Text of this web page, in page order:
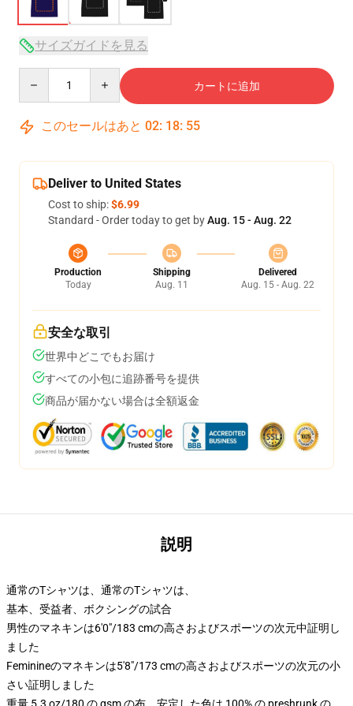
サイズガイドを見る
カートに追加
このセールはあと 02: 18: 54
Deliver to United States
Cost to ship:$6.99
Standard - Order today to get byAug. 15 - Aug. 22
Production
Today
Shipping
Aug. 11
Delivered
Aug. 15 - Aug. 22
安全な取引
世界中どこでもお届け
すべての小包に追跡番号を提供
商品が届かない場合は全額返金
説明
通常のTシャツは、通常のTシャツは、
基本、受益者、ボクシングの試合
男性のマネキンは6'0"/183 cmの高さおよびスポーツの次元中証明し
ました
Feminineのマネキンは5'8"/173 cmの高さおよびスポーツの次元の小
さい証明しました